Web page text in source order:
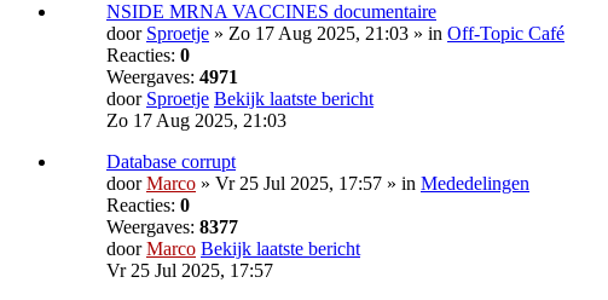
NSIDE MRNA VACCINES documentaire
door Sproetje » Zo 17 Aug 2025, 21:03 » in Off-Topic Café
Reacties: 0
Weergaves: 4971
door Sproetje Bekijk laatste bericht
Zo 17 Aug 2025, 21:03
Database corrupt
doorMarco » Vr 25 Jul 2025, 17:57 » in Mededelingen
Reacties: 0
Weergaves: 8377
doorMarco Bekijk laatste bericht
Vr 25 Jul 2025, 17:57